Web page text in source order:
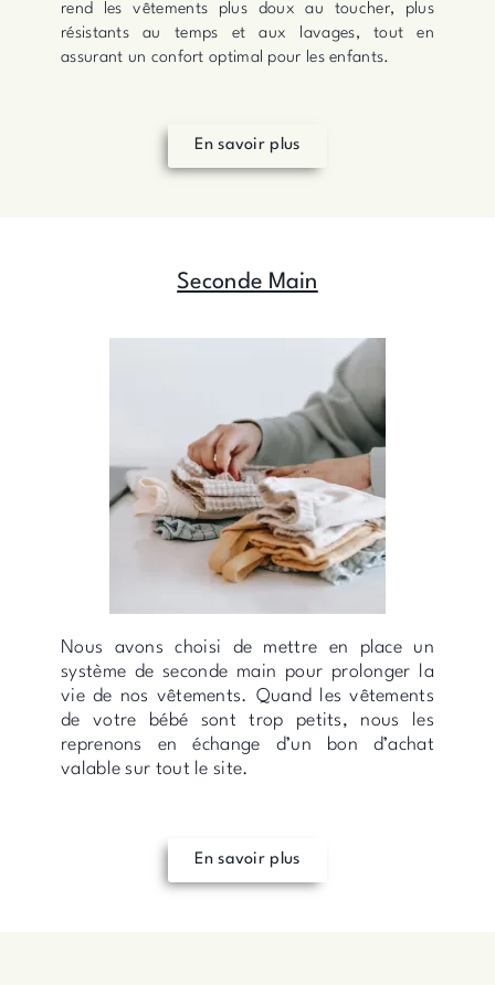
rend les vêtements plus doux au toucher, plus
résistants au temps et aux lavages, tout en
assurant un confort optimal pour les enfants.
En savoir plus
Seconde Main
Nous avons choisi de mettre en place un
système de seconde main pour prolonger la
vie de nos vêtements. Quand les vêtements
de votre bébé sont trop petits, nous les
reprenons en échange d’un bon d’achat
valable sur tout le site.
En savoir plus